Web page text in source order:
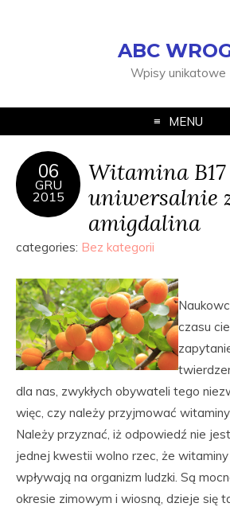
ABC
Wpisy unikatowe
MENU
06
GRU
2015
Witamina B17
uniwersalnie
amigdalina
categories: Bez kategorii
czasu
dla nas, zwykłych obywateli tego
więc, czy należy przyjmować witaminy
Należy przyznać, iż odpowiedź nie
jednej kwestii wolno rzec, że
wpływają na organizm ludzki. Są
okresie zimowym i wiosną, dzieje się